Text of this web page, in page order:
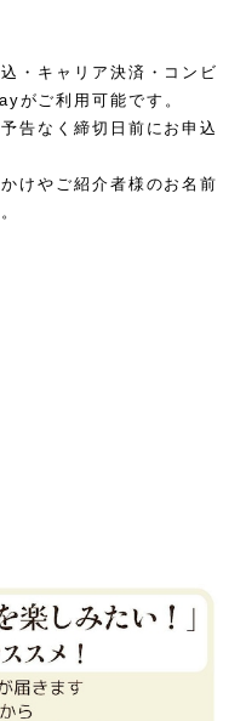
・キャリア決済・コンビ
ご利用可能です。
告なく締切日前にお申込
けやご紹介者様のお名前